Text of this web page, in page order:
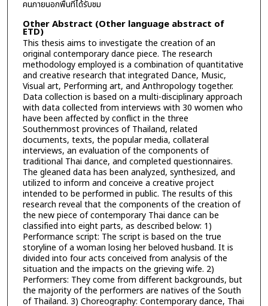
คนภายนอกพื้นที่ได้รับชม
Other Abstract (Other language abstract of
ETD)
This thesis aims to investigate the creation of an
original contemporary dance piece. The research
methodology employed is a combination of quantitative
and creative research that integrated Dance, Music,
Visual art, Performing art, and Anthropology together.
Data collection is based on a multi-disciplinary approach
with data collected from interviews with 30 women who
have been affected by conflict in the three
Southernmost provinces of Thailand, related
documents, texts, the popular media, collateral
interviews, an evaluation of the components of
traditional Thai dance, and completed questionnaires.
The gleaned data has been analyzed, synthesized, and
utilized to inform and conceive a creative project
intended to be performed in public. The results of this
research reveal that the components of the creation of
the new piece of contemporary Thai dance can be
classified into eight parts, as described below: 1)
Performance script: The script is based on the true
storyline of a woman losing her beloved husband. It is
divided into four acts conceived from analysis of the
situation and the impacts on the grieving wife. 2)
Performers: They come from different backgrounds, but
the majority of the performers are natives of the South
of Thailand. 3) Choreography: Contemporary dance, Thai